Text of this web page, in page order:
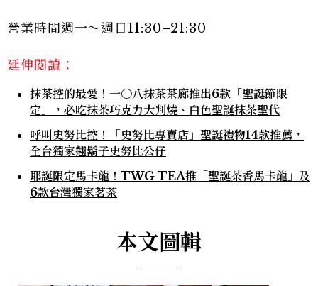
營業時間週一～週日11:30–21:30
延伸閱讀：
抹茶控的最愛！一〇八抹茶茶廊推出6款「聖誕節限
定」，必吃抹茶巧克力大判燒、白色聖誕抹茶聖代
呼叫史努比控！「史努比專賣店」聖誕禮物14款推薦，
全台獨家翹鬍子史努比公仔
耶誕限定馬卡龍！TWG TEA推「聖誕茶香馬卡龍」及
6款台灣獨家茗茶
本文圖輯